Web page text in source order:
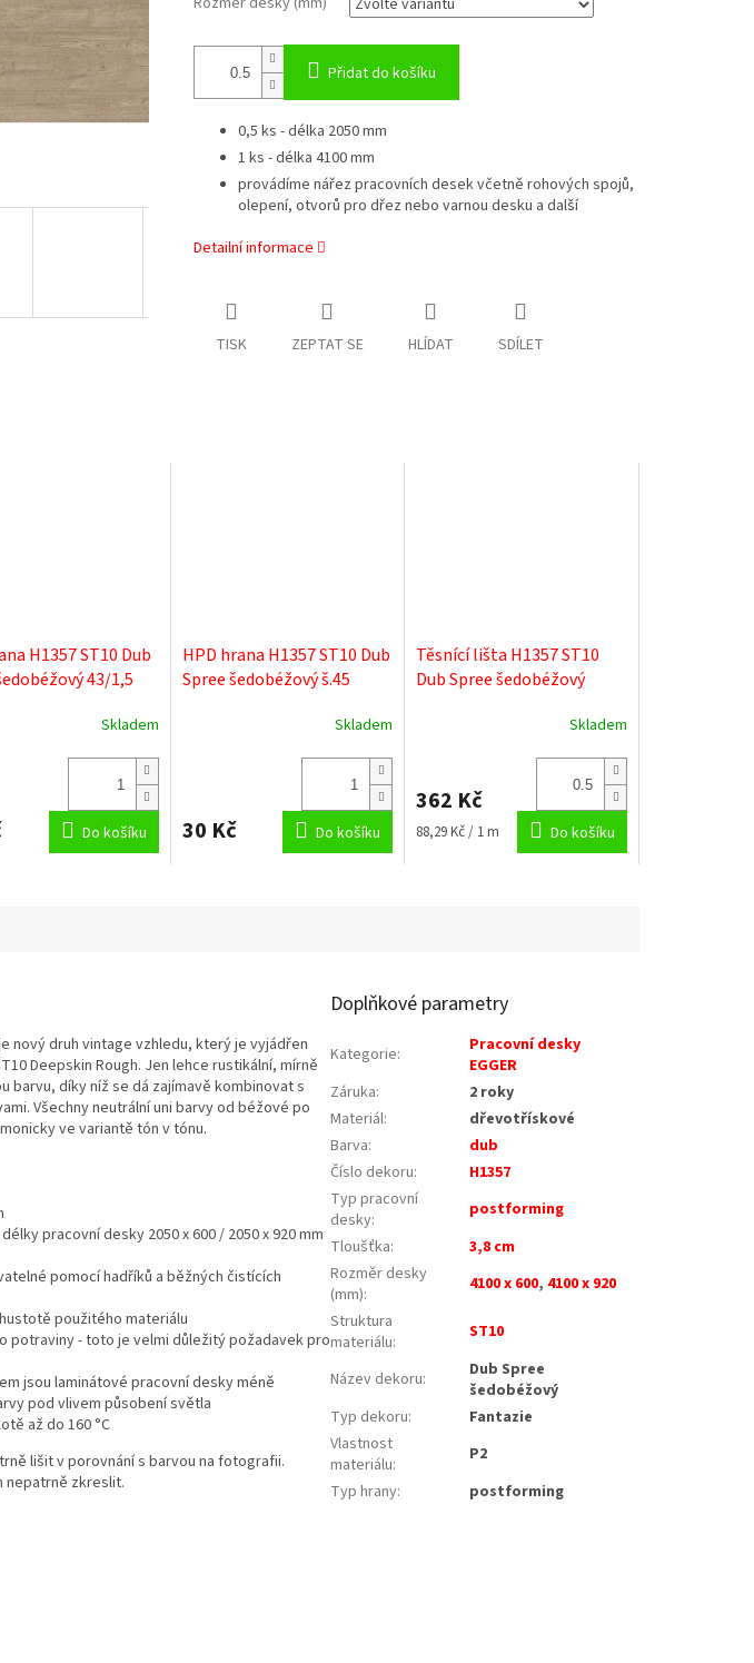
Přidat do košíku
0,5 ks - délka 2050 mm
1 ks - délka 4100 mm
provádíme nářez pracovních desek včetně rohových spojů,
olepení, otvorů pro dřez nebo varnou desku a další
Detailní informace
TISK ZEPTAT SE HLÍDAT SDÍLET
H1357 ST10 Dub
43/1,5
Skladem
Do košíku
HPD hrana H1357 ST10 Dub
Spree šedobéžový š.45
Skladem
30 Kč Do košíku
Těsnící lišta H1357 ST10
Dub Spree šedobéžový
Skladem
362 Kč
Měrná
88,29 Kč / 1 m Do košíku
nový druh vintage vzhledu, který je vyjádřen
Deepskin Rough. Jen lehce rustikální, mírně
barvu, díky níž se dá zajímavě kombinovat s
Všechny neutrální uni barvy od béžové po
ve variantě tón v tónu.
pracovní desky 2050 x 600 / 2050 x 920 mm
pomocí hadříků a běžných čistících
použitého materiálu
potraviny - toto je velmi důležitý požadavek pro
jsou laminátové pracovní desky méně
pod vlivem působení světla
až do 160 °C
lišit v porovnání s barvou na fotografii.
nepatrně zkreslit.
Doplňkové parametry
Kategorie:
Pracovní desky
EGGER
Záruka:
2 roky
Materiál:
dřevotřískové
Barva:
dub
Číslo dekoru:
H1357
Typ pracovní
desky:
postforming
Tloušťka:
3,8 cm
Rozměr desky
(mm): 4100 x 600, 4100 x 920
Struktura
materiálu: ST10
Název dekoru:
Dub Spree
šedobéžový
Typ dekoru:
Fantazie
Vlastnost
materiálu:
P2
Typ hrany: postforming